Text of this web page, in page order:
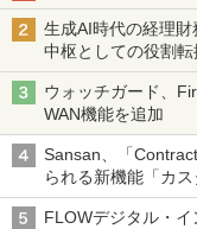
生成AI時代の経理
中枢としての役割転
ウォッチガード、
WAN機能を追加
Sansan、「
られる新機能「カ
FLOWデジタル・